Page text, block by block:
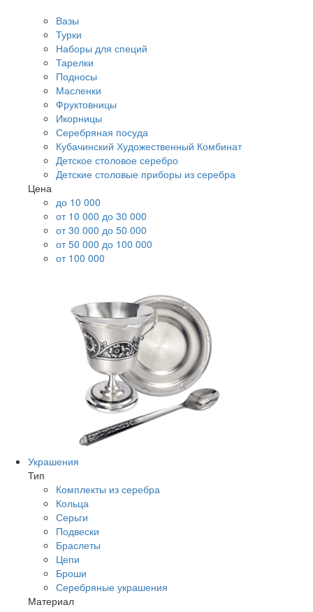
Вазы
Турки
Наборы для специй
Тарелки
Подносы
Масленки
Фруктовницы
Икорницы
Серебряная посуда
Кубачинский Художественный Комбинат
Детское столовое серебро
Детские столовые приборы из серебра
Цена
до 10 000
от 10 000 до 30 000
от 30 000 до 50 000
от 50 000 до 100 000
от 100 000
Украшения
Тип
Комплекты из серебра
Кольца
Серьги
Подвески
Браслеты
Цепи
Броши
Серебряные украшения
Материал